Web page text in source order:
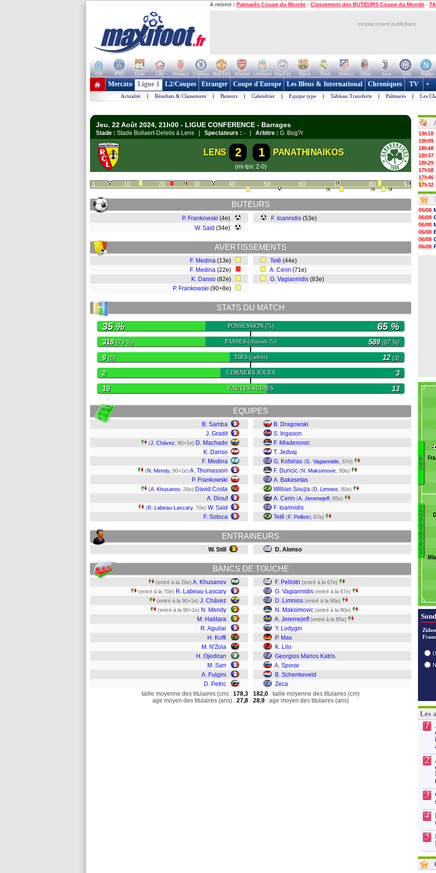
A retenir : Palmarès Coupe du Monde - Classement des BUTEURS Coupe du Monde -
emplacement publicitaire
OM PSG Lyon Lille Monaco Chelsea Man Utd Arsenal Liverpool ManCity Barca Real Atletico Milan Juve Inter Naples
+ de clubs
Mercato Ligue 1 L2/Coupes Etranger Coupe d'Europe Les Bleus & International Chroniques TV +
Actualité | Résultats & Classement | Buteurs | Calendrier | Equipe type | Tableau Transferts | Palmarès | Les
Jeu. 22 Août 2024, 21h00 - LIGUE CONFERENCE - Barrages
Stade : Stade Bollaert-Delelis à Lens | Spectateurs : - | Arbitre : G. Bog?r
LENS 2 1 PANATHINAIKOS
(mi-tps: 2-0)
1 10 20 30 40 50 60 70 80 90
BUTEURS
P. Frankowski (4e)
W. Saïd (34e)
F. Ioannidis (53e)
AVERTISSEMENTS
F. Medina (13e)
F. Medina (22e)
K. Danso (82e)
P. Frankowski (90+8e)
Tetê (44e)
A. Cerin (71e)
G. Vagiannidis (83e)
STATS DU MATCH
POSSESSION(%)
35 % 65 %
PASSES(réussies %)
318(74 %) 589(87 %)
TIRS(cadrés)
9(6) 12(3)
CORNERS JOUES
2 3
FAUTES SUBIES
16 13
EQUIPES
B. Samba
J. Gradit
(J. Chávez , 90+1e) D. Machado
K. Danso
F. Medina
(N. Mendy, 90+1e) A. Thomasson
P. Frankowski
(A. Khusanov, 26e) David Costa
A. Diouf
(R. Labeau-Lascary, 70e) W. Saïd
F. Sotoca
B. Dragowski
S. Ingason
F. Mladenovic
T. Jedvaj
G. Kotsiras (G. Vagiannidis , 67e)
F. Duricic (N. Maksimovic , 80e)
A. Bakasetas
Willian Souza (D. Limnios , 80e)
A. Cerin (A. Jeremejeff , 85e)
F. Ioannidis
Tetê (F. Pellistri , 67e)
ENTRAINEURS
W. Still D. Alonso
BANCS DE TOUCHE
(entré à la 26e) A. Khusanov
(entré à la 70e) R. Labeau-Lascary
(entré à la 90+1e) J. Chávez
(entré à la 90+1e) N. Mendy
M. Haïdara
R. Aguilar
H. Koffi
M. N'Zola
H. Ojediran
M. Sarr
A. Fulgini
D. Petric
F. Pellistri (entré à la 67e)
G. Vagiannidis (entré à la 67e)
D. Limnios (entré à la 80e)
N. Maksimovic (entré à la 80e)
A. Jeremejeff (entré à la 85e)
Y. Lodygin
P. Max
K. Lilo
Georgios Marios Katris
A. Sporar
B. Schenkeveld
Zeca
taille moyenne des titulaires (cm) : 178,3
age moyen des titulaires (ans) : 27,8
182,0 : taille moyenne des titulaires (cm)
28,9 : age moyen des titulaires (ans)
19h18
19h09
18h48
18h37
18h29
17h58
17h46
17h32
17h16
16h59
16h37
16h33
16h27
16h22
16h07
15h46
15h41
05/08
06/08
06/08
06/08
06/08
06/08
L
E
N
S
P
A
N
A
T
H
I
N
A
I
K
O
S
Les
1
2
3
4
5